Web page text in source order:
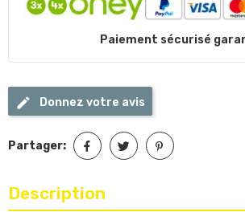
Paiement sécurisé
Donnez votre avis
Partager:
Description